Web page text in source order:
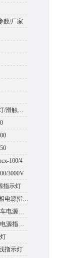
数/厂家
TB-HCXD-Ⅱ滑线指示灯/滑触线指示灯
100/4
3000V
指示灯
ABC-HCX-150行车三相电源指示灯
ABC-hcx-150上海产行车电源指示灯
ABC-hcx-150行车四相电源指示灯
指示灯